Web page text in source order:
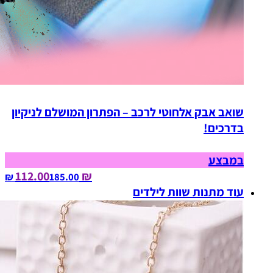
שואב אבק אלחוטי לרכב – הפתרון המושלם לניקיון
בדרכים!
במבצע
₪ 112.00
185.00‏ ₪
עוד מתנות שוות לילדים